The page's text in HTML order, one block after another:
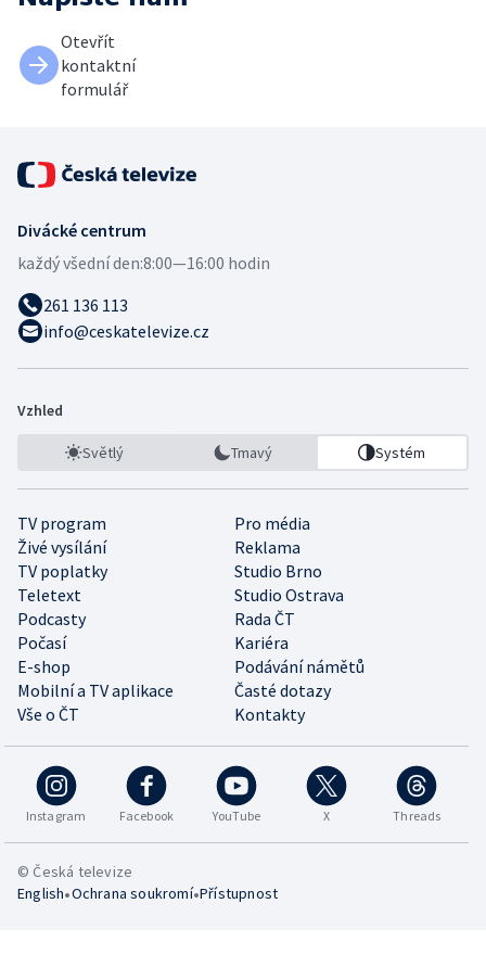
Otevřít
kontaktní
formulář
Divácké centrum
každý všední den:8:00—16:00 hodin
261 136 113
info@ceskatelevize.cz
Vzhled
Světlý Tmavý Systém
TV program
Pro média
Živé vysílání
Reklama
TV poplatky
Studio Brno
Teletext
Studio Ostrava
Podcasty
Rada ČT
Počasí
Kariéra
E-shop
Podávání námětů
Mobilní a TV aplikace
Časté dotazy
Vše o ČT
Kontakty
Instagram Facebook YouTube X Threads
© Česká televize
English•Ochrana soukromí•Přístupnost